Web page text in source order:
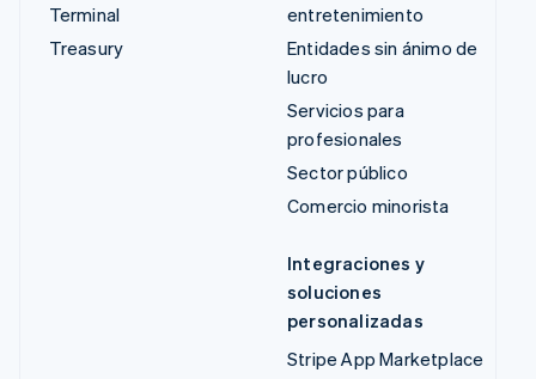
Terminal
Treasury
entretenimiento
Entidades sin ánimo de
lucro
Servicios para
profesionales
Sector público
Comercio minorista
Integraciones y
soluciones
personalizadas
Stripe App Marketplace